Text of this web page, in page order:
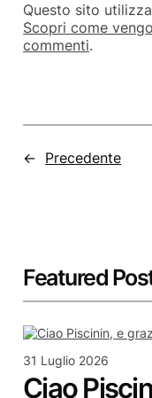
Questo sito
Scopri come
commenti.
← Precedente
Featured
31 Luglio 2026
Ciao